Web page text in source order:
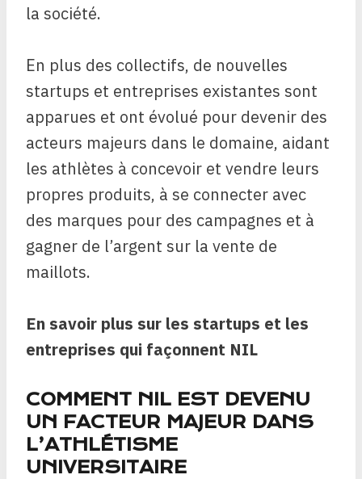
la société.
En plus des collectifs, de nouvelles
startups et entreprises existantes sont
apparues et ont évolué pour devenir des
acteurs majeurs dans le domaine, aidant
les athlètes à concevoir et vendre leurs
propres produits, à se connecter avec
des marques pour des campagnes et à
gagner de l’argent sur la vente de
maillots.
En savoir plus sur les startups et les
entreprises qui façonnent NIL
COMMENT NIL EST DEVENU
UN FACTEUR MAJEUR DANS
L’ATHLÉTISME
UNIVERSITAIRE